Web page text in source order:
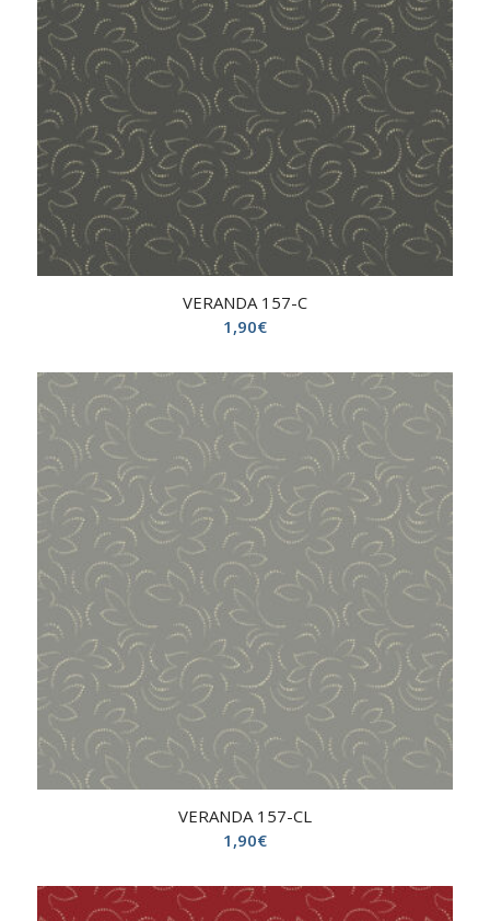
VERANDA 157-C
1,90€
VERANDA 157-CL
1,90€